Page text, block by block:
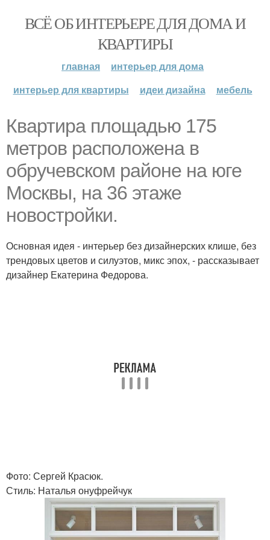
ВСЁ ОБ ИНТЕРЬЕРЕ ДЛЯ ДОМА И
КВАРТИРЫ
главная
интерьер для дома
интерьер для квартиры
идеи дизайна мебель
Квартира площадью 175
метров расположена в
обручевском районе на юге
Москвы, на 36 этаже
новостройки.
Основная идея - интерьер без дизайнерских клише, без
трендовых цветов и силуэтов, микс эпох, - рассказывает
дизайнер Екатерина Федорова.
Фото: Сергей Красюк.
Стиль: Наталья онуфрейчук